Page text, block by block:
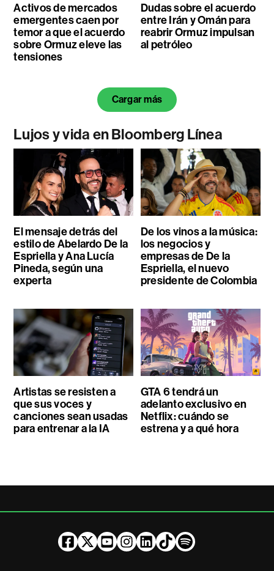
Activos de mercados
emergentes caen por
temor a que el acuerdo
sobre Ormuz eleve las
tensiones
Dudas sobre el acuerdo
entre Irán y Omán para
reabrir Ormuz impulsan
al petróleo
Cargar más
Lujos y vida en Bloomberg Línea
El mensaje detrás del
estilo de Abelardo De la
Espriella y Ana Lucía
Pineda, según una
experta
De los vinos a la música:
los negocios y
empresas de De la
Espriella, el nuevo
presidente de Colombia
Artistas se resisten a
que sus voces y
canciones sean usadas
para entrenar a la IA
GTA 6 tendrá un
adelanto exclusivo en
Netflix: cuándo se
estrena y a qué hora